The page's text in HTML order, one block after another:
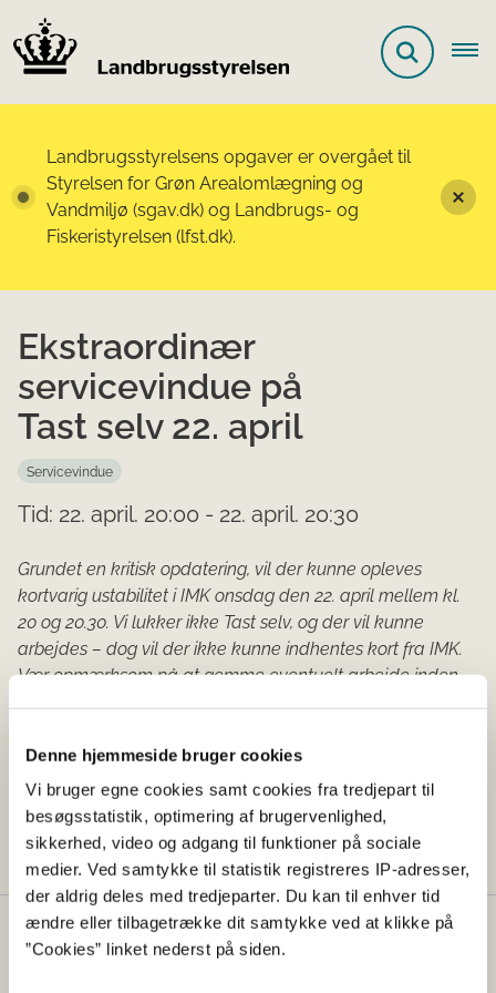
Denne hjemmeside bruger cookies
Vi bruger egne cookies samt cookies fra tredjepart til
besøgsstatistik, optimering af brugervenlighed,
sikkerhed, video og adgang til funktioner på sociale
medier. Ved samtykke til statistik registreres IP-adresser,
der aldrig deles med tredjeparter. Du kan til enhver tid
ændre eller tilbagetrække dit samtykke ved at klikke på
”Cookies” linket nederst på siden.
Landbrugsstyrelsens opgaver er overgået til
Styrelsen for Grøn Arealomlægning og
Vandmiljø (sgav.dk) og Landbrugs- og
Fiskeristyrelsen (lfst.dk).
Ekstraordinær
servicevindue på
Tast selv 22. april
Servicevindue
Tid: 22. april. 20:00 - 22. april. 20:30
Grundet en kritisk opdatering, vil der kunne opleves
kortvarig ustabilitet i IMK onsdag den 22. april mellem kl.
20 og 20.30. Vi lukker ikke Tast selv, og der vil kunne
arbejdes – dog vil der ikke kunne indhentes kort fra IMK.
Vær opmærksom på at gemme eventuelt arbejde inden
Tid:
22-04-2026 kl. 08.03
Kontakt